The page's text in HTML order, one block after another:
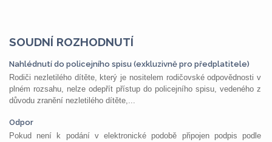
SOUDNÍ ROZHODNUTÍ
Nahlédnutí do policejního spisu (exkluzivně pro předplatitele)
Rodiči nezletilého dítěte, který je nositelem rodičovské odpovědnosti v
plném rozsahu, nelze odepřít přístup do policejního spisu, vedeného z
důvodu zranění nezletilého dítěte,...
Odpor
Pokud není k podání v elektronické podobě připojen podpis podle